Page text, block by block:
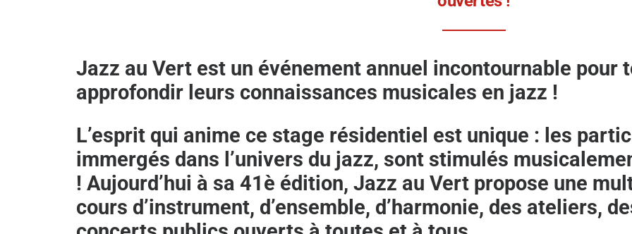
Jazz au Vert est un événement annuel incontournable pour
approfondir leurs connaissances musicales en jazz !
L’esprit qui anime ce stage résidentiel est unique : les
immergés dans l’univers du jazz, sont stimulés
! Aujourd’hui à sa 41è édition, Jazz au Vert propose une
cours d’instrument, d’ensemble, d’harmonie, des ateliers,